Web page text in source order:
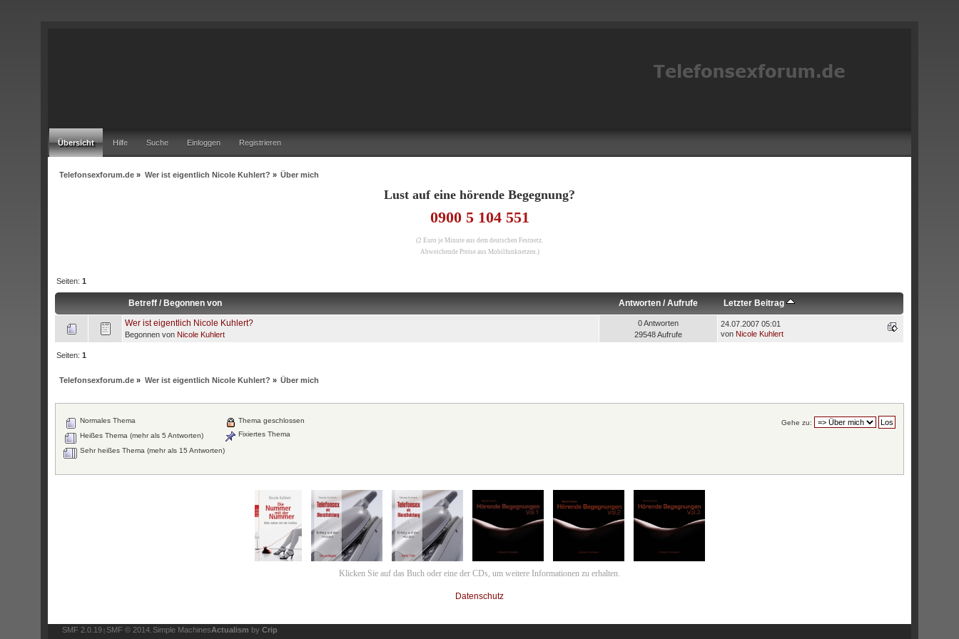
Übersicht Hilfe Suche Einloggen Registrieren
Telefonsexforum.de » Wer ist eigentlich Nicole Kuhlert? » Über mich
Lust auf eine hörende Begegnung?
0900 5 104 551
(2 Euro je Minute aus dem deutschen Festnetz.
Abweichende Preise aus Mobilfunknetzen.)
Seiten:1
Betreff/Begonnen von Antworten/Aufrufe
Letzter Beitrag
Wer ist eigentlich Nicole Kuhlert?
Begonnen von Nicole Kuhlert
0 Antworten
29548 Aufrufe
24.07.2007 05:01
von Nicole Kuhlert
Seiten:1
Telefonsexforum.de » Wer ist eigentlich Nicole Kuhlert? » Über mich
Gehe zu:
Normales Thema
Heißes Thema (mehr als 5 Antworten)
Sehr heißes Thema (mehr als 15 Antworten)
Thema geschlossen
Fixiertes Thema
Klicken Sie auf das Buch oder eine der CDs, um weitere Informationen zu erhalten.
Datenschutz
SMF 2.0.19 SMF © 2014, Simple MachinesActualism byCrip